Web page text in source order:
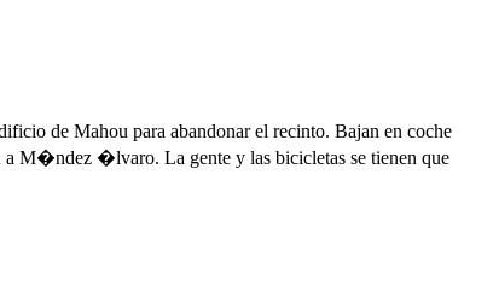
de Mahou para abandonar el recinto. Bajan en coche
a M�ndez �lvaro. La gente y las bicicletas se tienen que